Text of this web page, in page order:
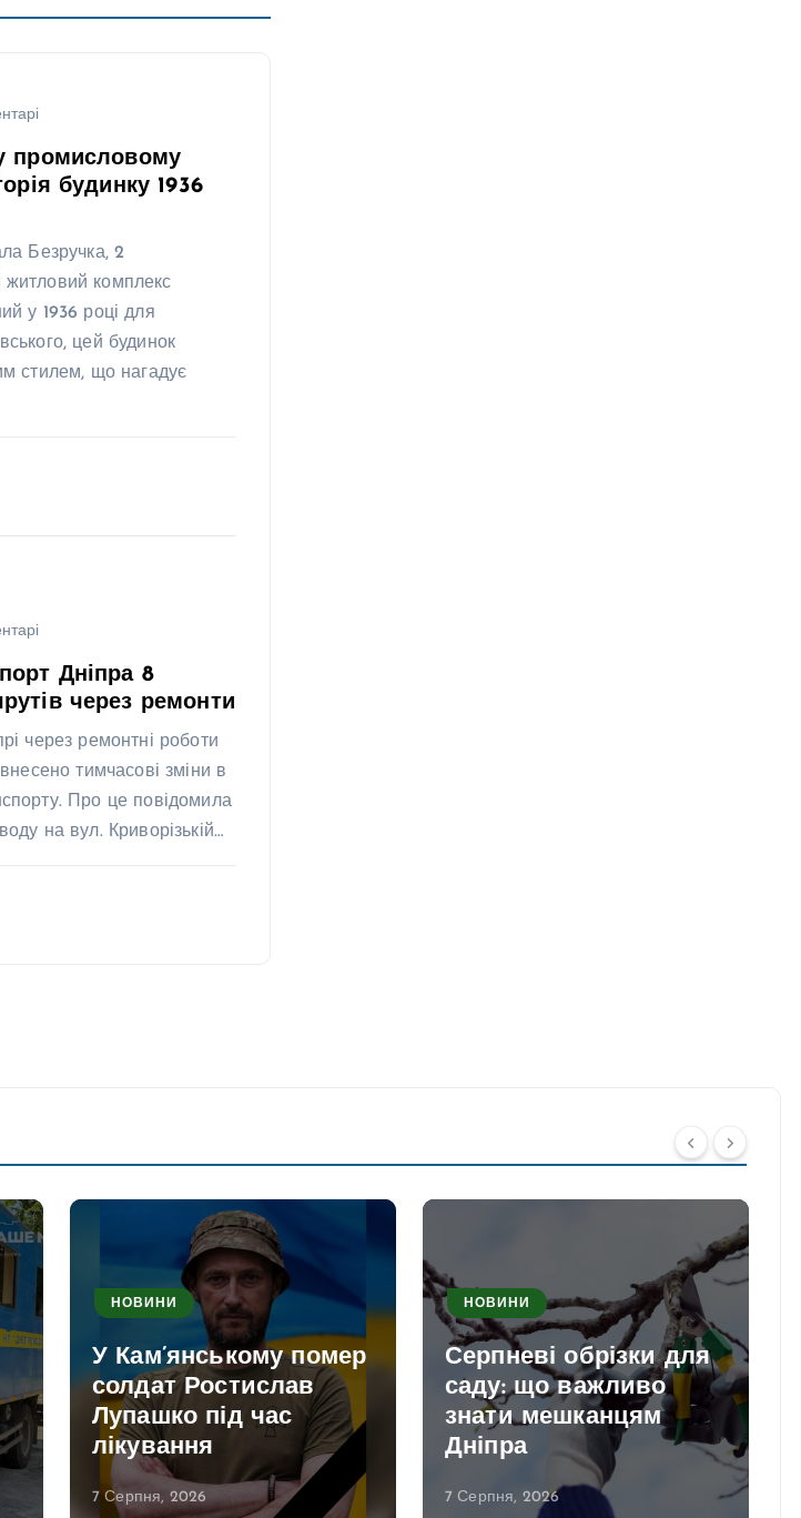
промисловому
будинку 1936
Безручка, 2
житловий комплекс
у 1936 році для
цей будинок
стилем, що нагадує
Дніпра 8
через ремонти
через ремонтні роботи
тимчасові зміни в
Про це повідомила
на вул. Криворізькій…
НОВИНИ
У Кам’янському помер
солдат Ростислав
Лупашко під час
лікування
7 Серпня, 2026
НОВИНИ
Серпневі обрізки для
саду: що важливо
знати мешканцям
Дніпра
7 Серпня, 2026